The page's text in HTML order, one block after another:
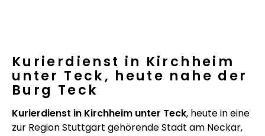
Kurierdienst in Kirchheim
unter Teck, heute nahe der
Burg Teck
Kurierdienst in Kirchheim unter Teck, heute in eine
zur Region Stuttgart gehörende Stadt am Neckar,